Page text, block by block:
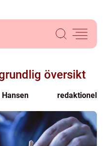
översikt
redaktionel